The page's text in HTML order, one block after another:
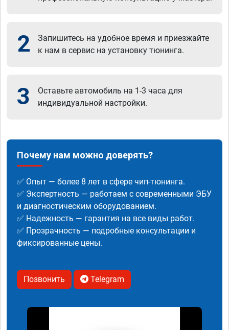
2
Запишитесь на удобное время и приезжайте
к нам в сервис на установку тюнинга.
3
Оставьте автомобиль на 1-3 часа для
индивидуальной настройки.
Почему нам можно доверять?
✅ Опыт — более 8 лет в сфере чип-тюнинга.
✅ Экспертность — работаем с современными ЭБУ
и диагностическим оборудованием.
✅ Надежность — гарантия на все виды работ.
✅ Прозрачность — подробные консультации и
фиксированные цены.
Позвонить Telegram